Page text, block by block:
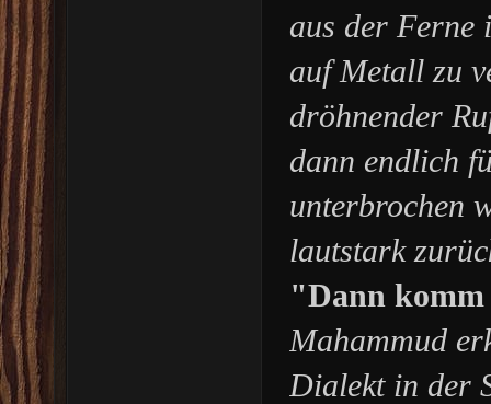
aus der Ferne
auf Metall zu
dröhnender
dann endlich
unterbrochen
lautstark
"Dann
Mahammud
Dialekt in der